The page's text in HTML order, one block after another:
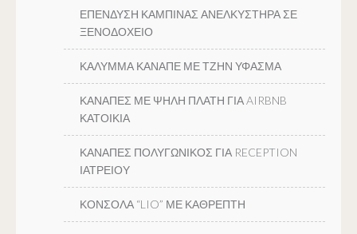
ΕΠΕΝΔΥΣΗ ΚΑΜΠΙΝΑΣ ΑΝΕΛΚΥΣΤΗΡΑ ΣΕ
ΞΕΝΟΔΟΧΕΙΟ
ΚΑΛΥΜΜΑ ΚΑΝΑΠΕ ΜΕ ΤΖΗΝ ΥΦΑΣΜΑ
ΚΑΝΑΠΕΣ ΜΕ ΨΗΛΗ ΠΛΑΤΗ ΓΙΑ AIRBNB
ΚΑΤΟΙΚΙΑ
ΚΑΝΑΠΕΣ ΠΟΛΥΓΩΝΙΚΟΣ ΓΙΑ RECEPTION
ΙΑΤΡΕΙΟΥ
ΚΟΝΣΟΛΑ “LIO” ΜΕ ΚΑΘΡΕΠΤΗ